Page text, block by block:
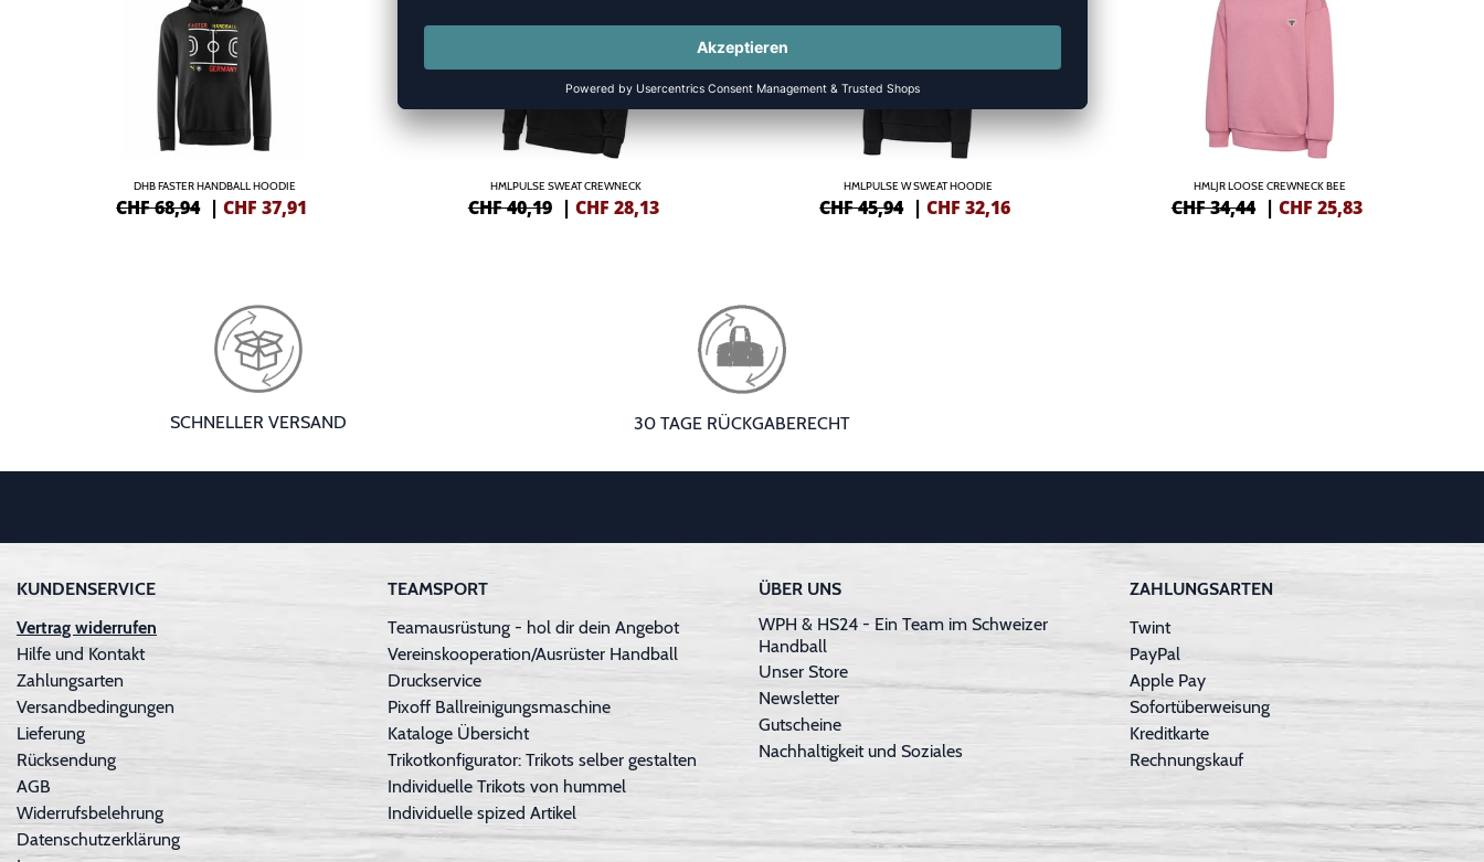
DHB FASTER HANDBALL HOODIE
CHF 68,94 |CHF 37,91
HMLPULSE SWEAT CREWNECK
CHF 40,19 | CHF 28,13
HMLPULSE W SWEAT HOODIE
CHF 45,94 |CHF 32,16
HMLJR LOOSE CREWNECK BEE
CHF 34,44 | CHF 25,83
SCHNELLER VERSAND 30 TAGE RÜCKGABERECHT
KUNDENSERVICE
Vertrag widerrufen
Hilfe und Kontakt
Zahlungsarten
Versandbedingungen
Lieferung
Rücksendung
AGB
Widerrufsbelehrung
Datenschutzerklärung
TEAMSPORT
Teamausrüstung - hol dir dein Angebot
Vereinskooperation/Ausrüster Handball
Druckservice
Pixoff Ballreinigungsmaschine
Kataloge Übersicht
Trikotkonfigurator: Trikots selber gestalten
Individuelle Trikots von hummel
Individuelle spized Artikel
ÜBER UNS
WPH & HS24 - Ein Team im Schweizer
Handball
Unser Store
Newsletter
Gutscheine
Nachhaltigkeit und Soziales
ZAHLUNGSARTEN
Twint
PayPal
Apple Pay
Sofortüberweisung
Kreditkarte
Rechnungskauf